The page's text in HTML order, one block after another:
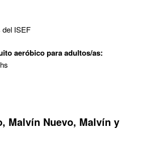
del ISEF
aeróbico para adultos/as:
Malvín Nuevo, Malvín y